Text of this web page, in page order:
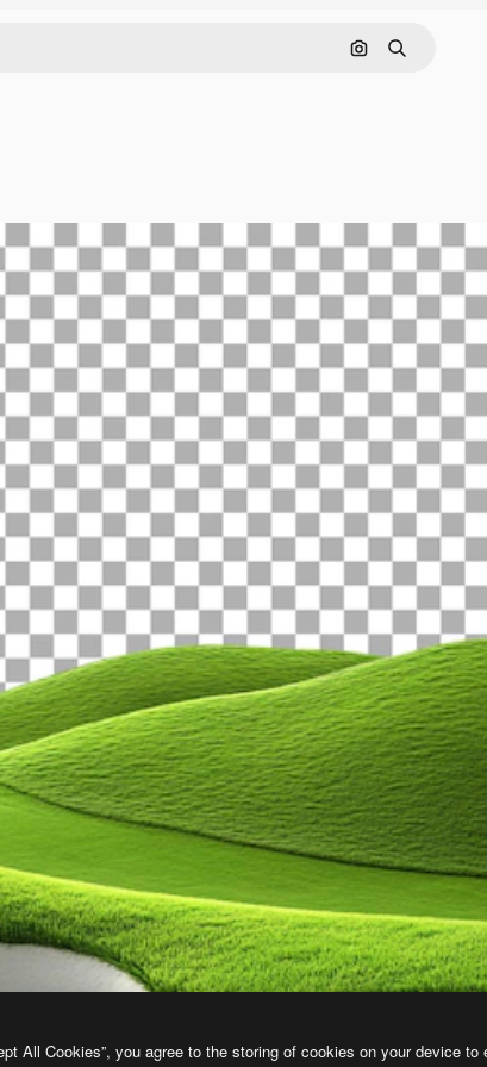
画像で検索
検索
像生成ツールを使うと、あなた独自の画像を作成できます。
All Cookies”, you agree to the storing of cookies on your device to